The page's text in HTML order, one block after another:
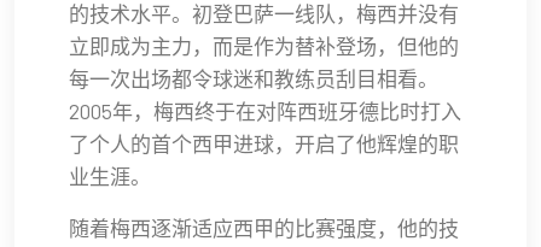
的技术水平。初登巴萨一线队，梅西并没有
立即成为主力，而是作为替补登场，但他的
每一次出场都令球迷和教练员刮目相看。
2005年，梅西终于在对阵西班牙德比时打入
了个人的首个西甲进球，开启了他辉煌的职
业生涯。
随着梅西逐渐适应西甲的比赛强度，他的技